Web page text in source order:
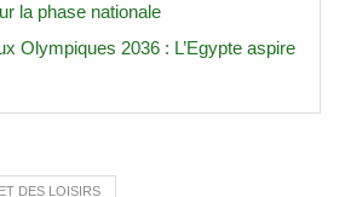
la phase nationale
Olympiques 2036 : L’Egypte aspire
DES LOISIRS